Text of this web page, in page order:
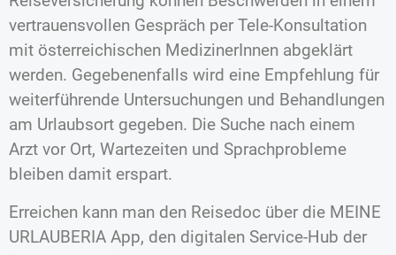
vertrauensvollen Gespräch per Tele-Konsultation
mit österreichischen MedizinerInnen abgeklärt
werden. Gegebenenfalls wird eine Empfehlung für
weiterführende Untersuchungen und Behandlungen
am Urlaubsort gegeben. Die Suche nach einem
Arzt vor Ort, Wartezeiten und Sprachprobleme
bleiben damit erspart.
Erreichen kann man den Reisedoc über die MEINE
URLAUBERIA App, den digitalen Service-Hub der